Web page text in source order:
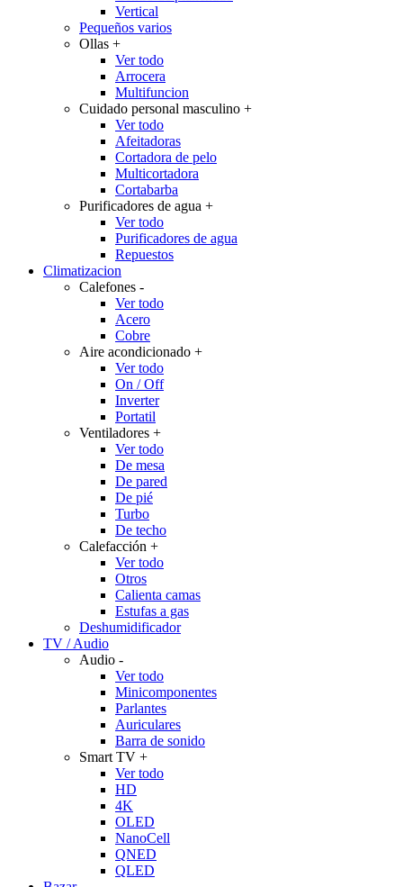
Vertical
Pequeños varios
Ollas +
Ver todo
Arrocera
Multifuncion
Cuidado personal masculino +
Ver todo
Afeitadoras
Cortadora de pelo
Multicortadora
Cortabarba
Purificadores de agua +
Ver todo
Purificadores de agua
Repuestos
Climatizacion
Calefones -
Ver todo
Acero
Cobre
Aire acondicionado +
Ver todo
On / Off
Inverter
Portatil
Ventiladores +
Ver todo
De mesa
De pared
De pié
Turbo
De techo
Calefacción +
Ver todo
Otros
Calienta camas
Estufas a gas
Deshumidificador
TV / Audio
Audio -
Ver todo
Minicomponentes
Parlantes
Auriculares
Barra de sonido
Smart TV +
Ver todo
HD
4K
OLED
NanoCell
QNED
QLED